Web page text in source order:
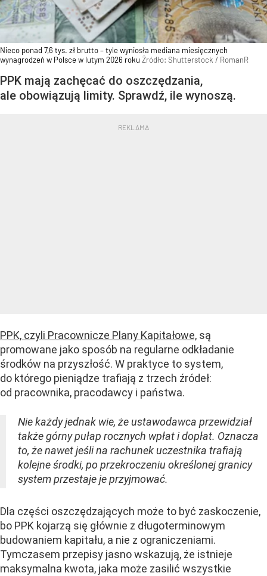
Nieco ponad 7,6 tys. zł brutto – tyle wyniosła mediana miesięcznych
wynagrodzeń w Polsce w lutym 2026 roku Źródło: Shutterstock / RomanR
PPK mają zachęcać do oszczędzania,
ale obowiązują limity. Sprawdź, ile wynoszą.
PPK, czyli Pracownicze Plany Kapitałowe, są
promowane jako sposób na regularne odkładanie
środków na przyszłość. W praktyce to system,
do którego pieniądze trafiają z trzech źródeł:
od pracownika, pracodawcy i państwa.
Nie każdy jednak wie, że ustawodawca przewidział
także górny pułap rocznych wpłat i dopłat. Oznacza
to, że nawet jeśli na rachunek uczestnika trafiają
kolejne środki, po przekroczeniu określonej granicy
system przestaje je przyjmować.
Dla części oszczędzających może to być zaskoczenie,
bo PPK kojarzą się głównie z długoterminowym
budowaniem kapitału, a nie z ograniczeniami.
Tymczasem przepisy jasno wskazują, że istnieje
maksymalna kwota, jaka może zasilić wszystkie